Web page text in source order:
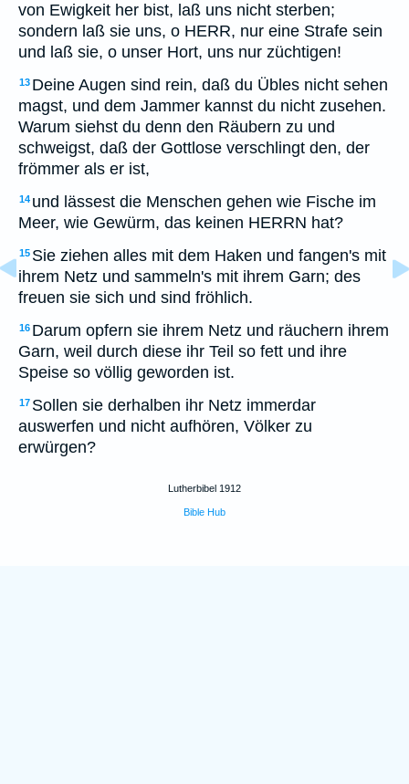
von Ewigkeit her bist, laß uns nicht sterben;
sondern laß sie uns, o HERR, nur eine Strafe sein
und laß sie, o unser Hort, uns nur züchtigen!
13 Deine Augen sind rein, daß du Übles nicht sehen
magst, und dem Jammer kannst du nicht zusehen.
Warum siehst du denn den Räubern zu und
schweigst, daß der Gottlose verschlingt den, der
frömmer als er ist,
14 und lässest die Menschen gehen wie Fische im
Meer, wie Gewürm, das keinen HERRN hat?
15 Sie ziehen alles mit dem Haken und fangen's mit
ihrem Netz und sammeln's mit ihrem Garn; des
freuen sie sich und sind fröhlich.
16 Darum opfern sie ihrem Netz und räuchern ihrem
Garn, weil durch diese ihr Teil so fett und ihre
Speise so völlig geworden ist.
17 Sollen sie derhalben ihr Netz immerdar
auswerfen und nicht aufhören, Völker zu
erwürgen?
Lutherbibel 1912
Bible Hub